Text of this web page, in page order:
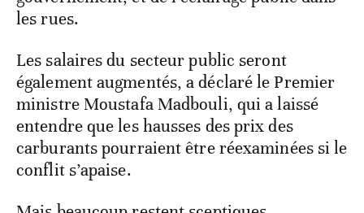
les rues.
Les salaires du secteur public seront
également augmentés, a déclaré le Premier
ministre Moustafa Madbouli, qui a laissé
entendre que les hausses des prix des
carburants pourraient être réexaminées si le
conflit s’apaise.